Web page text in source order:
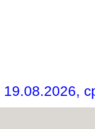
19.08.2026,